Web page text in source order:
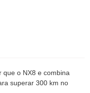
que o NX8 e combina
superar 300 km no